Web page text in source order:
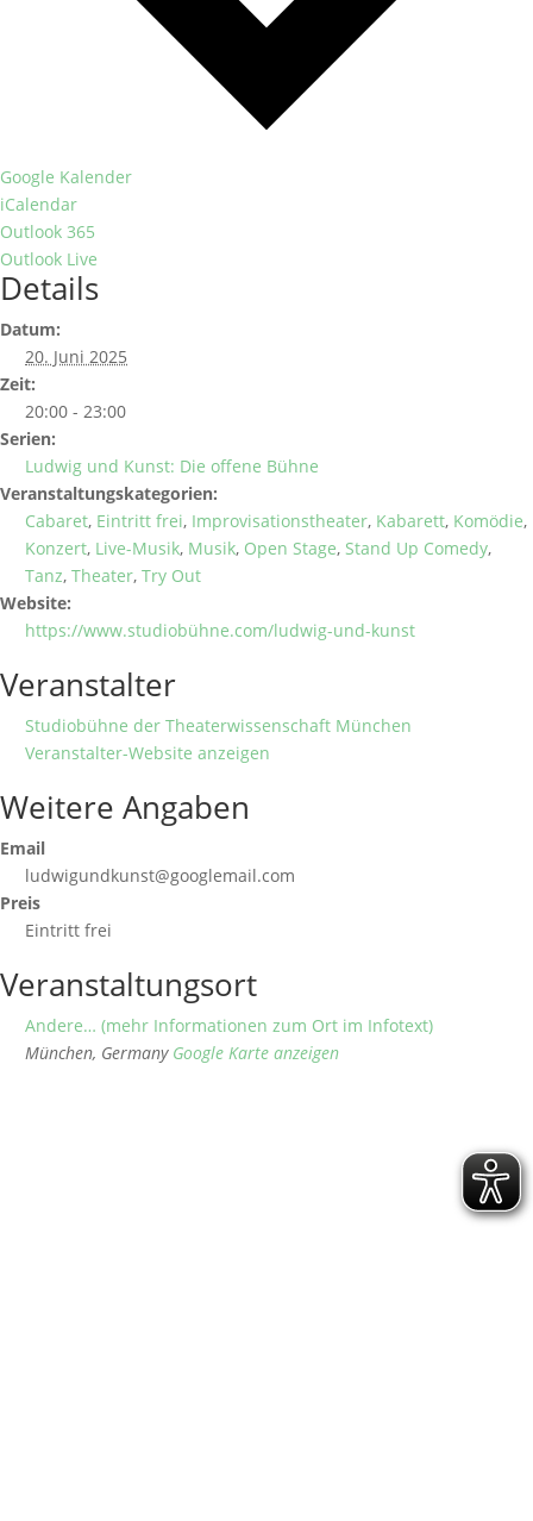
Google Kalender
iCalendar
Outlook 365
Outlook Live
Details
Datum:
20. Juni 2025
Zeit:
20:00 - 23:00
Serien:
Ludwig und Kunst: Die offene Bühne
Veranstaltungskategorien:
Cabaret, Eintritt frei, Improvisationstheater, Kabarett, Komödie,
Konzert, Live-Musik, Musik, Open Stage, Stand Up Comedy,
Tanz, Theater, Try Out
Website:
https://www.studiobühne.com/ludwig-und-kunst
Veranstalter
Studiobühne der Theaterwissenschaft München
Veranstalter-Website anzeigen
Weitere Angaben
Email
ludwigundkunst@googlemail.com
Preis
Eintritt frei
Veranstaltungsort
Andere… (mehr Informationen zum Ort im Infotext)
München, Germany Google Karte anzeigen